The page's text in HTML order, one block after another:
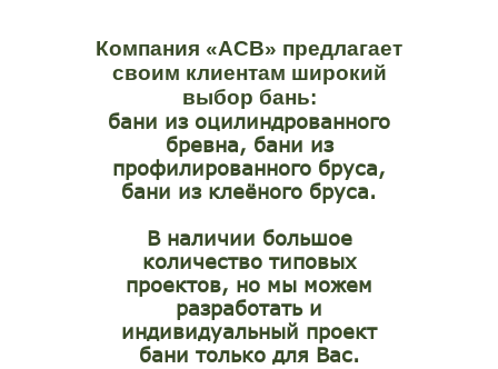
Компания «АСВ» предлагает
своим клиентам широкий
выбор бань:
бани из оцилиндрованного
бревна, бани из
профилированного бруса,
бани из клеёного бруса.
В наличии большое
количество типовых
проектов, но мы можем
разработать и
индивидуальный проект
бани только для Вас.